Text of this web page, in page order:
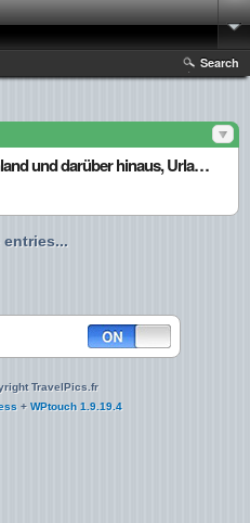
Search
Berühmte Gegenden in Deutschland und darüber hinaus, Urlaubsvororte und Landunterhaltungsbericht von Znaki.fm
entries...
TravelPics.fr
+ WPtouch 1.9.19.4